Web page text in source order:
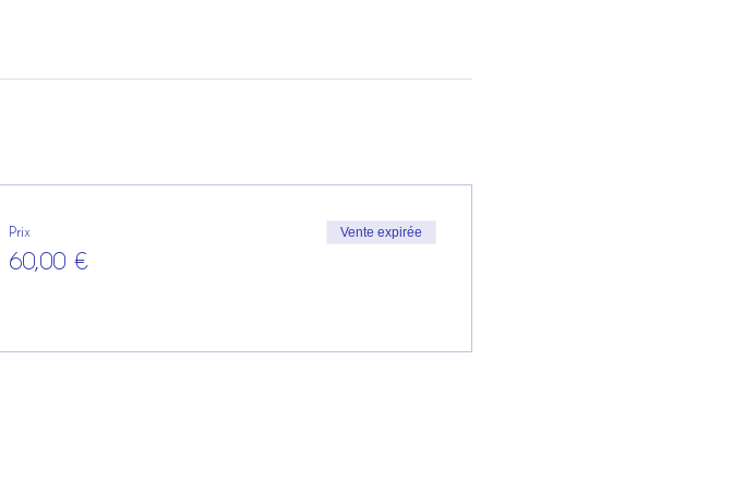
Prix
60,00 €
Vente expirée